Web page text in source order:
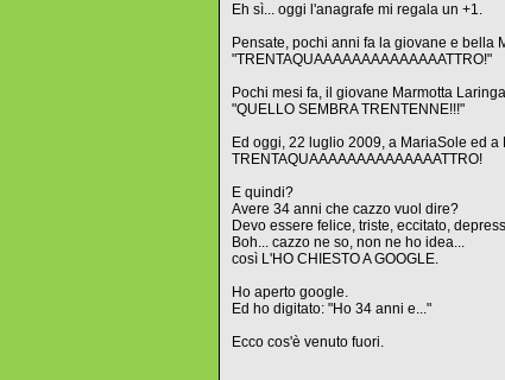
Eh sì... oggi l'anagrafe mi regala un +1.
Pensate, pochi anni fa la giovane e bella
"TRENTAQUAAAAAAAAAAAAAATTRO!"
Pochi mesi fa, il giovane Marmotta
"QUELLO SEMBRA TRENTENNE!!!"
Ed oggi, 22 luglio 2009, a MariaSole ed
TRENTAQUAAAAAAAAAAAAAATTRO!
E quindi?
Avere 34 anni che cazzo vuol dire?
Devo essere felice, triste, eccitato,
Boh... cazzo ne so, non ne ho idea...
così L'HO CHIESTO A GOOGLE.
Ho aperto google.
Ed ho digitato: "Ho 34 anni e..."
Ecco cos'è venuto fuori.